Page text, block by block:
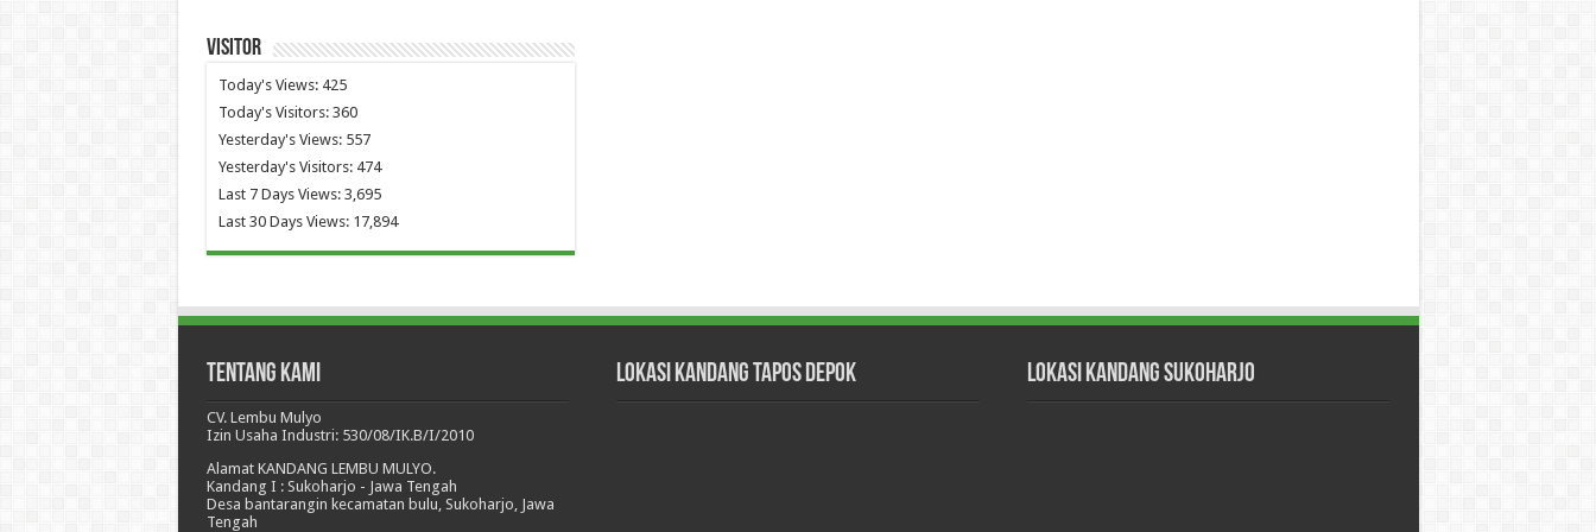
Visitor
Today's Views: 425
Today's Visitors: 360
Yesterday's Views: 557
Yesterday's Visitors: 474
Last 7 Days Views: 3,695
Last 30 Days Views: 17,894
Tentang Kami
CV. Lembu Mulyo
Izin Usaha Industri: 530/08/IK.B/I/2010
Alamat KANDANG LEMBU MULYO.
Kandang I : Sukoharjo - Jawa Tengah
Desa bantarangin kecamatan bulu, Sukoharjo, Jawa
Tengah
Lokasi Kandang Tapos Depok Lokasi Kandang Sukoharjo